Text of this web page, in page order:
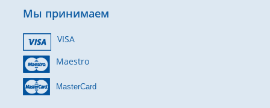
Мы принимаем
VISA
Maestro
MasterCard